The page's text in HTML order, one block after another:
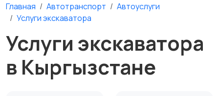
Главная Автотранспорт
Автоуслуги
Услуги экскаватора
Услуги экскаватора
в Кыргызстане